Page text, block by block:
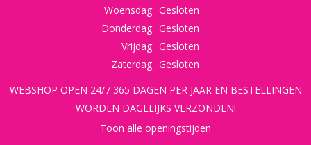
Woensdag Gesloten
Donderdag Gesloten
Vrijdag Gesloten
Zaterdag Gesloten
WEBSHOP OPEN 24/7 365 DAGEN PER JAAR EN BESTELLINGEN
WORDEN DAGELIJKS VERZONDEN!
Toon alle openingstijden